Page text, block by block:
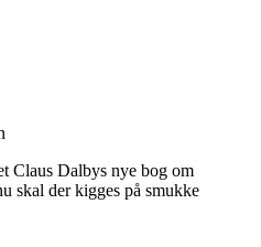
Claus Dalbys nye bog om
skal der kigges på smukke